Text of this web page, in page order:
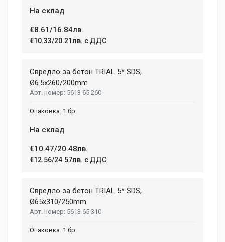
На склад
€8.61/16.84лв.
€10.33/20.21лв. с ДДС
Свредло за бетон TRIAL 5* SDS,
Ø6.5x260/200mm
5613 65 260
1 бр.
На склад
€10.47/20.48лв.
€12.56/24.57лв. с ДДС
Свредло за бетон TRIAL 5* SDS,
Ø65х310/250mm
5613 65 310
1 бр.